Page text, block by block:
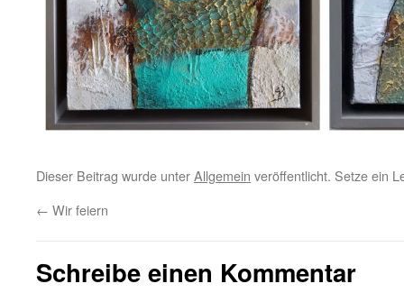
Dieser Beitrag wurde unterAllgemein veröffentlicht. Setze ein
← Wir feiern
Schreibe einen Kommentar